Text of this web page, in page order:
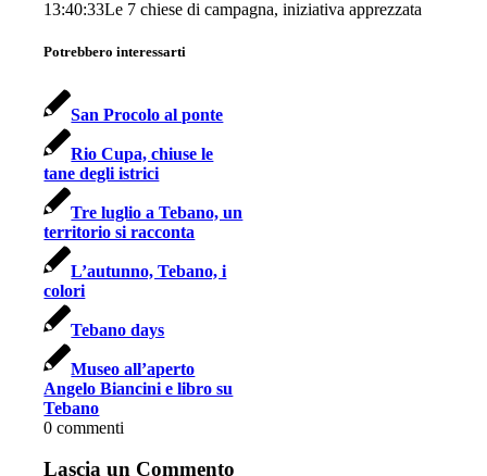
13:40:33Le 7 chiese di campagna, iniziativa apprezzata
Potrebbero interessarti
San Procolo al ponte
Rio Cupa, chiuse le
tane degli istrici
Tre luglio a Tebano, un
territorio si racconta
L’autunno, Tebano, i
colori
Tebano days
Museo all’aperto
Angelo Biancini e libro su
Tebano
0 commenti
Lascia un Commento